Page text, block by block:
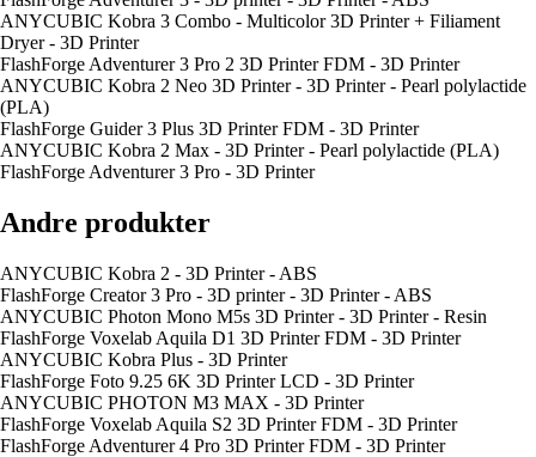
ANYCUBIC Kobra 3 Combo - Multicolor 3D Printer + Filiament
Dryer - 3D Printer
FlashForge Adventurer 3 Pro 2 3D Printer FDM - 3D Printer
ANYCUBIC Kobra 2 Neo 3D Printer - 3D Printer - Pearl polylactide
(PLA)
FlashForge Guider 3 Plus 3D Printer FDM - 3D Printer
ANYCUBIC Kobra 2 Max - 3D Printer - Pearl polylactide (PLA)
FlashForge Adventurer 3 Pro - 3D Printer
Andre produkter
ANYCUBIC Kobra 2 - 3D Printer - ABS
FlashForge Creator 3 Pro - 3D printer - 3D Printer - ABS
ANYCUBIC Photon Mono M5s 3D Printer - 3D Printer - Resin
FlashForge Voxelab Aquila D1 3D Printer FDM - 3D Printer
ANYCUBIC Kobra Plus - 3D Printer
FlashForge Foto 9.25 6K 3D Printer LCD - 3D Printer
ANYCUBIC PHOTON M3 MAX - 3D Printer
FlashForge Voxelab Aquila S2 3D Printer FDM - 3D Printer
FlashForge Adventurer 4 Pro 3D Printer FDM - 3D Printer